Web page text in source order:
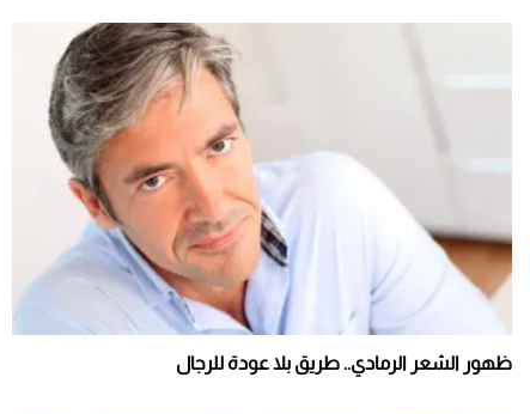
ظهور الشعر الرمادي.. طريق بلا عودة للرجال